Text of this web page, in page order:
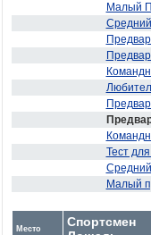
Малый
Тест
Малый
Место
Спортсмен